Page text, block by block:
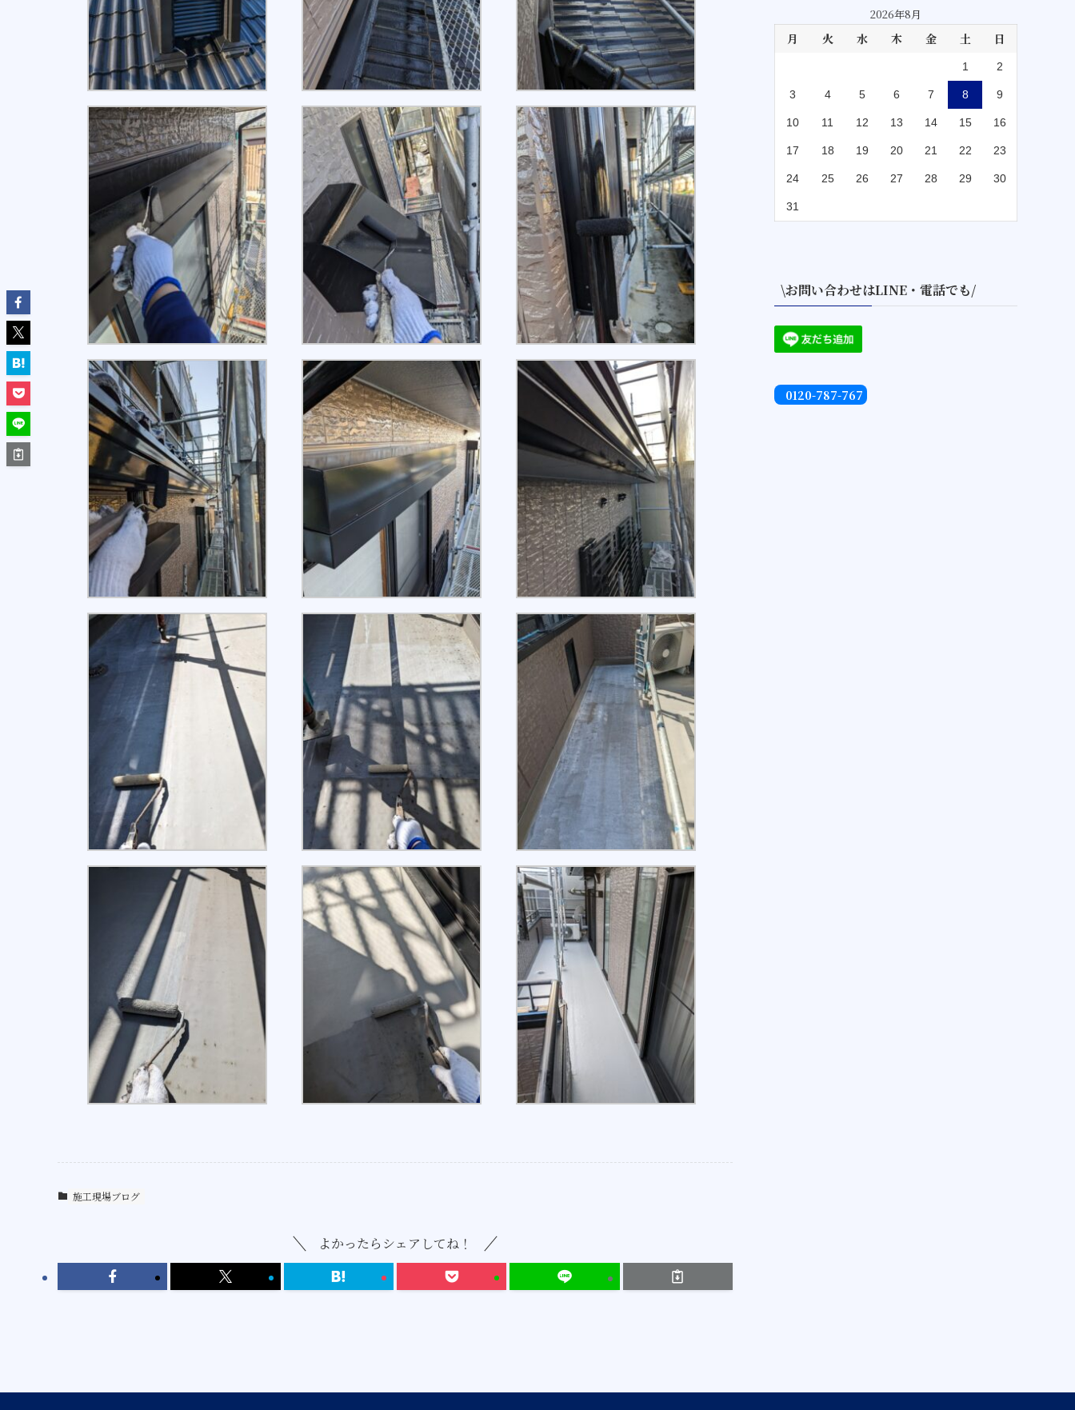
施工現場ブログ
よかったらシェアしてね！
2026年8月
月 火 水 木 金 土 日
1 2
3 4 5 6 7 8 9
10 11 12 13 14 15 16
17 18 19 20 21 22 23
24 25 26 27 28 29 30
31
\お問い合わせはLINE・電話でも/
0120-787-767